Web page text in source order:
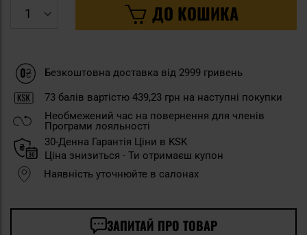
ДО КОШИКА
Безкоштовна доставка від 2999 гривень
73 балів вартістю 439,23 грн на наступні покупки
Необмежений час на повернення для членів
Програми лояльності
30-Денна Гарантія Ціни в KSK
Ціна знизиться - Ти отримаєш купон
Наявність уточнюйте в салонах
ЗАПИТАЙ ПРО ТОВАР